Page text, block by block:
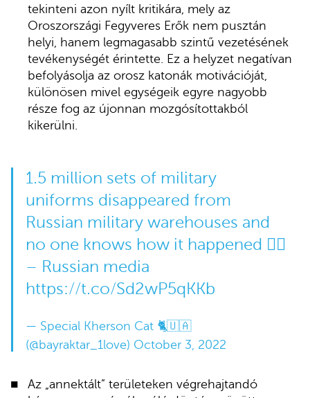
tekinteni azon nyílt kritikára, mely az
Oroszországi Fegyveres Erők nem pusztán
helyi, hanem legmagasabb szintű vezetésének
tevékenységét érintette. Ez a helyzet negatívan
befolyásolja az orosz katonák motivációját,
különösen mivel egységeik egyre nagyobb
része fog az újonnan mozgósítottakból
kikerülni.
1.5 million sets of military
uniforms disappeared from
Russian military warehouses and
no one knows how it happened 🤷‍♂️
– Russian media
https://t.co/Sd2wP5qKKb
— Special Kherson Cat 🐈🇺🇦
(@bayraktar_1love) October 3, 2022
Az „annektált” területeken végrehajtandó